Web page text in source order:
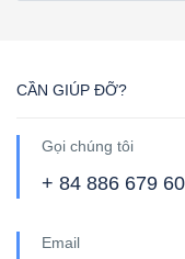
CẦN GIÚP ĐỠ?
Gọi chúng tôi
+ 84 886 679
Email